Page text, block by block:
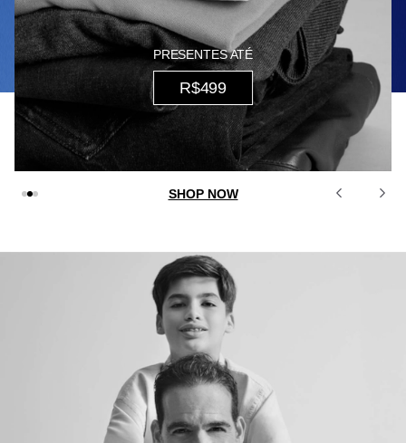
PRESENTES ATÉ
R$499
SHOP NOW